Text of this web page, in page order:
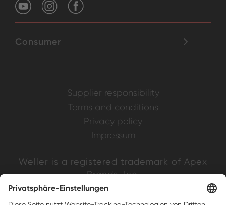
Consumer
Supplier responsibility
Terms and conditions
Privacy policy
Impressum
Weller is a registered trademark of Apex
Brands, Inc.